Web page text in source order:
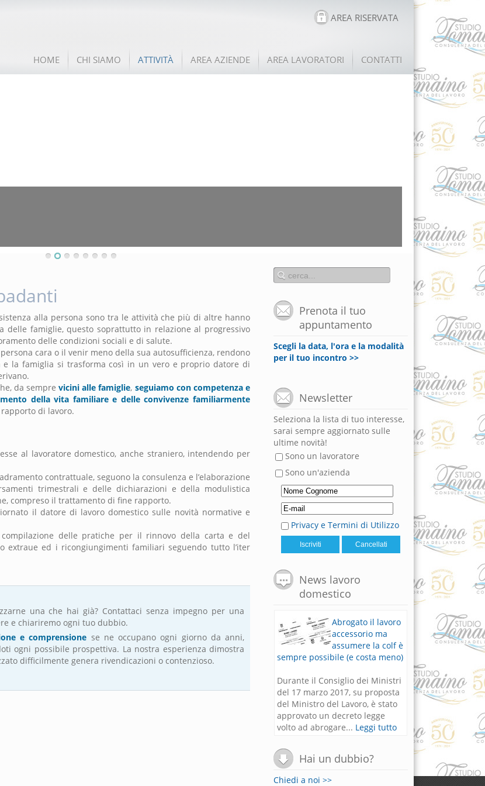
AREA RISERVATA
HOME CHI SIAMO ATTIVITÀ AREA AZIENDE AREA LAVORATORI CONTATTI
alla persona sono tra le attività che più di altre hanno
famiglie, questo soprattutto in relazione al progressivo
delle condizioni sociali e di salute.
cara o il venir meno della sua autosufficienza, rendono
e la famiglia si trasforma così in un vero e proprio datore di
da semprevicini alle famiglie, seguiamo con competenza e
della vita familiare e delle convivenze familiarmente
di lavoro.
al lavoratore domestico, anche straniero, intendendo per
contrattuale, seguono la consulenza e l’elaborazione
trimestrali e delle dichiarazioni e della modulistica
compreso il trattamento di fine rapporto.
il datore di lavoro domestico sulle novità normative e
delle pratiche per il rinnovo della carta e del
extraue ed i ricongiungimenti familiari seguendo tutto l’iter
una che hai già? Contattaci senza impegno per una
e chiariremo ogni tuo dubbio.
e comprensione se ne occupano ogni giorno da anni,
ogni possibile prospettiva. La nostra esperienza dimostra
difficilmente genera rivendicazioni o contenzioso.
Prenota il tuo
appuntamento
Scegli la data, l'ora e la modalità
per il tuo incontro >>
Newsletter
Seleziona la lista di tuo interesse,
sarai sempre aggiornato sulle
ultime novità!
Sono un lavoratore
Sono un'azienda
Privacy e Termini di Utilizzo
News lavoro
domestico
10 lavori più
richiesti nel 2020
Abrogato il lavoro
accessorio ma
assumere la colf è
sempre possibile (e costa meno)
Durante il Consiglio dei Ministri
del 17 marzo 2017, su proposta
del Ministro del Lavoro, è stato
approvato un decreto legge
volto ad abrogare... Leggi tutto
Hai un dubbio?
Chiedi a noi >>